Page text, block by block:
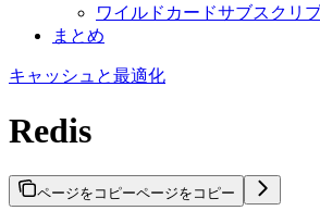
ワイルドカードサブスクリ
まとめ
キャッシュと最適化
Redis
ページをコピーページをコピー